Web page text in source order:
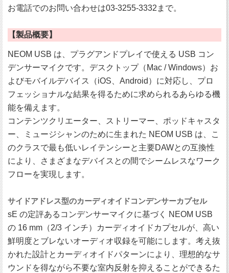
お電話でのお問い合わせは03-3255-3332まで。
【製品概要】
NEOM USB は、プラグアンドプレイで使える USB コン
デンサーマイクです。デスクトップ（Mac / Windows）お
よびモバイルデバイス（iOS、Android）に対応し、プロ
フェッショナルな結果を得るために求められるあらゆる機
能を備えます。
コンテンツクリエーター、ストリーマー、ポッドキャスタ
ー、ミュージシャンのために生まれた NEOM USB は、こ
のクラスで最も低いレイテンシーと主要DAWとの互換性
により、さまざまなデバイスとの間でシームレスなワーク
フローを実現します。
サイドアドレス型のカーディオイドコンデンサーカプセル
sE の定評あるコンデンサーマイクに基づく NEOM USB
の 16 mm（2/3 インチ）カーディオイドカプセルが、高い
鮮明度とブレないオーディオ収録を可能にします。考え抜
かれた設計とカーディオイドパターンにより、理想的なサ
ウンドを得ながら不要な室内反射を抑えることができるた